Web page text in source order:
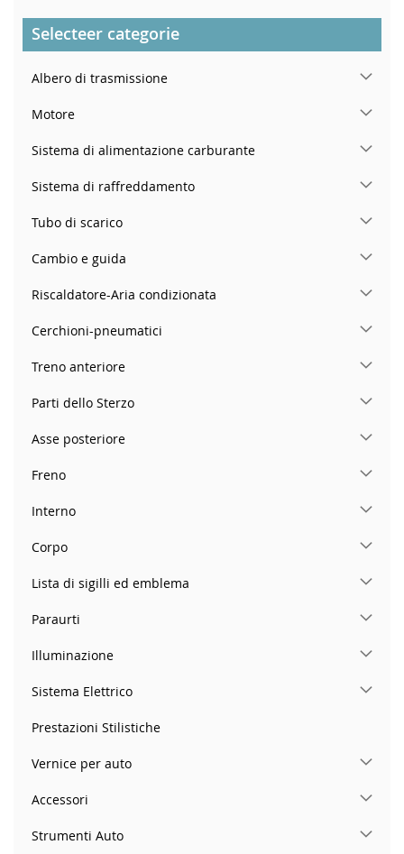
Selecteer categorie
Albero di trasmissione
Motore
Sistema di alimentazione carburante
Sistema di raffreddamento
Tubo di scarico
Cambio e guida
Riscaldatore-Aria condizionata
Cerchioni-pneumatici
Treno anteriore
Parti dello Sterzo
Asse posteriore
Freno
Interno
Corpo
Lista di sigilli ed emblema
Paraurti
Illuminazione
Sistema Elettrico
Prestazioni Stilistiche
Vernice per auto
Accessori
Strumenti Auto